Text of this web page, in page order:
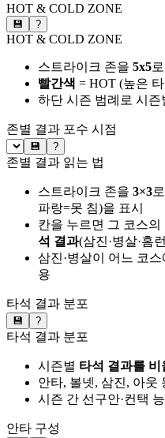
HOT & COLD ZONE
💾 ?
HOT & COLD ZONE
스트라이크 존을 5x5
빨간색 = HOT (높은
하단 시즌 범례로 시
존별 결과 포수 시점
💾 ?
존별 결과 읽는 법
스트라이크 존을 3×3
파랑=못 침)을 표시
칸을 누르면 그 코스의
석 결과(삼진·병살·홈
삼진·병살이 어느 코
용
타석 결과 분포
💾 ?
타석 결과 분포
시즌별 타석 결과를 비
안타, 볼넷, 삼진, 아웃
시즌 간 선구안·컨택
안타 구성